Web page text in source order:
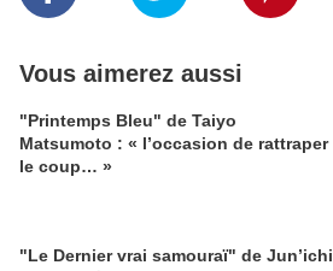
Vous aimerez aussi
"Printemps Bleu" de Taiyo
Matsumoto : « l’occasion de rattraper
le coup… »
"Le Dernier vrai samouraï" de Jun’ichi